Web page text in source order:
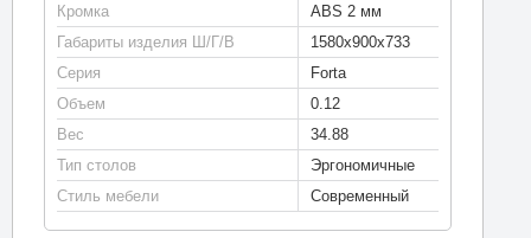
Кромка
ABS 2 мм
Габариты изделия Ш/Г/В
1580х900х733
Серия
Forta
Объем
0.12
Вес
34.88
Тип столов
Эргономичные
Стиль мебели
Современный